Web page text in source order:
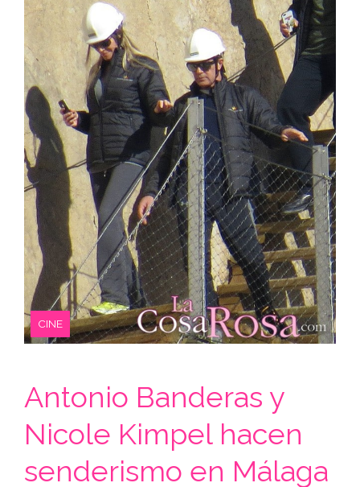
CINE
Antonio Banderas y
Nicole Kimpel hacen
senderismo en Málaga